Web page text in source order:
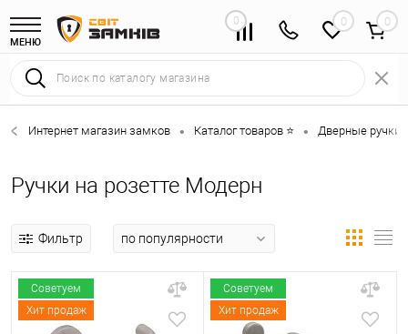
МЕНЮ
0 0
Интернет магазин замков • Каталог товаров ⭐ • Дверные ручки
Ручки на розетте Модерн
Фильтр
Советуем
Хит продаж
Советуем
Хит продаж